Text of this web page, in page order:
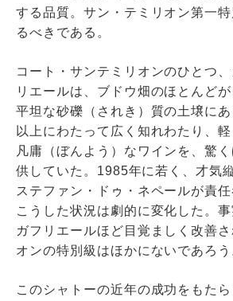
する品質。サン・テミリオン第一
るべきである。
コート・サンテミリオンのひとつ
リエールは、ブドウ畑のほとんど
平坦な砂礫（されき）質の土壌に
以上にわたって広く知れわたり、軽
凡庸（ぼんよう）なワインを、驚
供していた。1985年に若く、才気
ステファン・ドゥ・ネペールが責任
こうした状況は劇的に変化した。
ガフリエールほど目覚ましく改善
オンの特別級はほかにないであろう
このシャトーの近年の成功をもた